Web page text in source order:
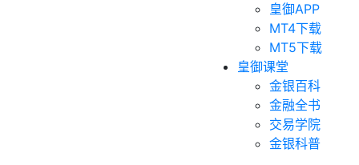
皇御APP
MT4下载
MT5下载
皇御课堂
金银百科
金融全书
交易学院
金银科普